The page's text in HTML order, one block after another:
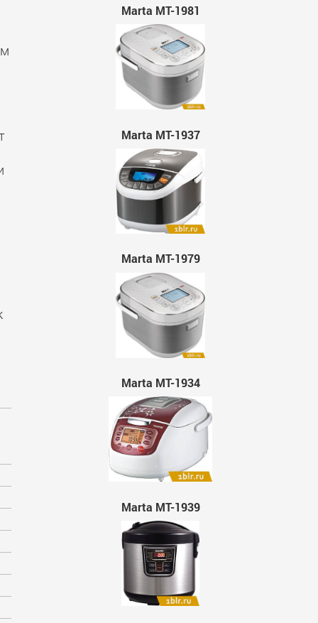
Marta MT-1981
Marta MT-1937
Marta MT-1979
Marta MT-1934
Marta MT-1939